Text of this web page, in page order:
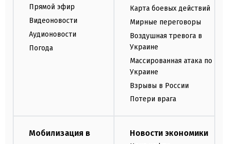
Прямой эфир
Видеоновости
Аудионовости
Погода
Карта боевых действий
Мирные переговоры
Воздушная тревога в
Украине
Массированная атака по
Украине
Взрывы в России
Потери врага
Мобилизация в
Новости экономики